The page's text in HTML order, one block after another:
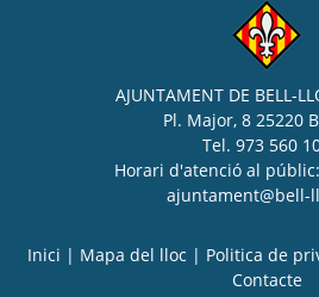
AJUNTAMENT DE BELL-
Pl. Major, 8 25220
Tel. 973 560
Horari d'atenció al
ajuntament@bell-
Inici Mapa del lloc Politica de
Contacte